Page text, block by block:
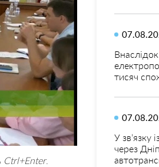
Ctrl+Enter.
тисяч
У зв’язку
через